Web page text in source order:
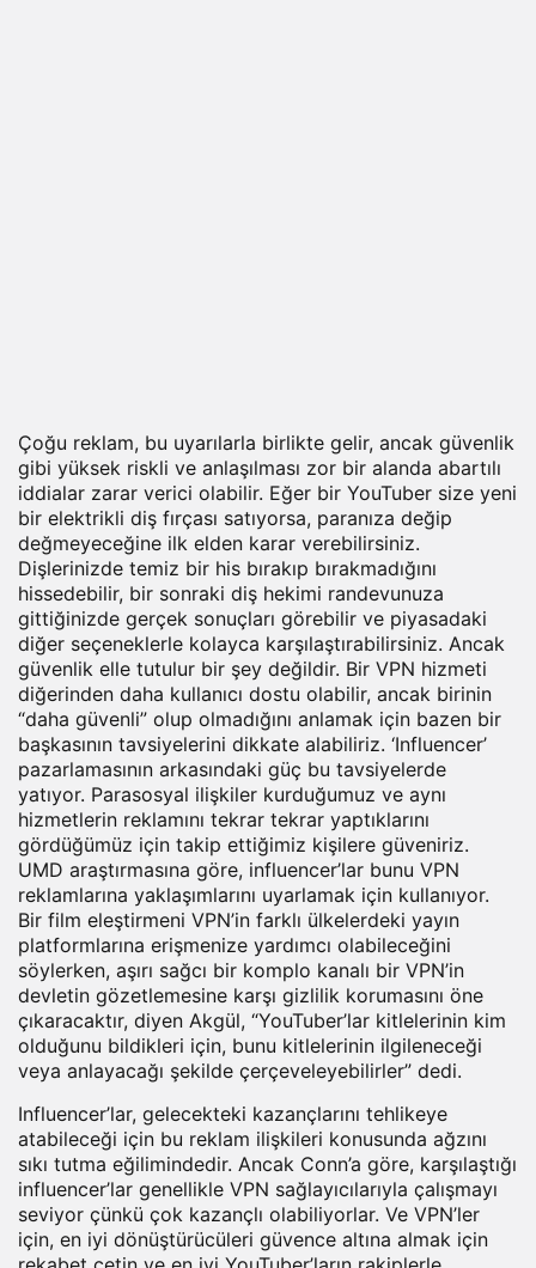
Çoğu reklam, bu uyarılarla birlikte gelir, ancak güvenlik
gibi yüksek riskli ve anlaşılması zor bir alanda abartılı
iddialar zarar verici olabilir. Eğer bir YouTuber size yeni
bir elektrikli diş fırçası satıyorsa, paranıza değip
değmeyeceğine ilk elden karar verebilirsiniz.
Dişlerinizde temiz bir his bırakıp bırakmadığını
hissedebilir, bir sonraki diş hekimi randevunuza
gittiğinizde gerçek sonuçları görebilir ve piyasadaki
diğer seçeneklerle kolayca karşılaştırabilirsiniz. Ancak
güvenlik elle tutulur bir şey değildir. Bir VPN hizmeti
diğerinden daha kullanıcı dostu olabilir, ancak birinin
“daha güvenli” olup olmadığını anlamak için bazen bir
başkasının tavsiyelerini dikkate alabiliriz. ‘Influencer’
pazarlamasının arkasındaki güç bu tavsiyelerde
yatıyor. Parasosyal ilişkiler kurduğumuz ve aynı
hizmetlerin reklamını tekrar tekrar yaptıklarını
gördüğümüz için takip ettiğimiz kişilere güveniriz.
UMD araştırmasına göre, influencer’lar bunu VPN
reklamlarına yaklaşımlarını uyarlamak için kullanıyor.
Bir film eleştirmeni VPN’in farklı ülkelerdeki yayın
platformlarına erişmenize yardımcı olabileceğini
söylerken, aşırı sağcı bir komplo kanalı bir VPN’in
devletin gözetlemesine karşı gizlilik korumasını öne
çıkaracaktır, diyen Akgül, “YouTuber’lar kitlelerinin kim
olduğunu bildikleri için, bunu kitlelerinin ilgileneceği
veya anlayacağı şekilde çerçeveleyebilirler” dedi.
Influencer’lar, gelecekteki kazançlarını tehlikeye
atabileceği için bu reklam ilişkileri konusunda ağzını
sıkı tutma eğilimindedir. Ancak Conn’a göre, karşılaştığı
influencer’lar genellikle VPN sağlayıcılarıyla çalışmayı
seviyor çünkü çok kazançlı olabiliyorlar. Ve VPN’ler
için, en iyi dönüştürücüleri güvence altına almak için